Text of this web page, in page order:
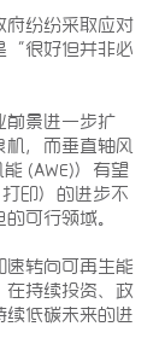
府纷纷采取应对
“很好但并非必
前景进一步扩
，而垂直轴风
(AWE)）有望
印）的进步不
可行领域。
速转向可再生能
在持续投资、政
续低碳未来的进